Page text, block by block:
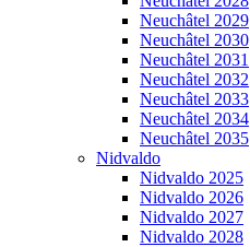
Neuchâtel 2029
Neuchâtel 2030
Neuchâtel 2031
Neuchâtel 2032
Neuchâtel 2033
Neuchâtel 2034
Neuchâtel 2035
Nidvaldo
Nidvaldo 2025
Nidvaldo 2026
Nidvaldo 2027
Nidvaldo 2028